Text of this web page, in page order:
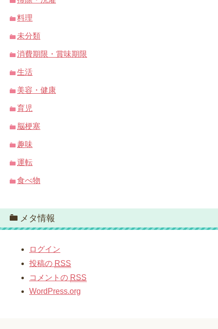
料理
未分類
消費期限・賞味期限
生活
美容・健康
育児
脳梗塞
趣味
運転
食べ物
メタ情報
ログイン
投稿の RSS
コメントの RSS
WordPress.org